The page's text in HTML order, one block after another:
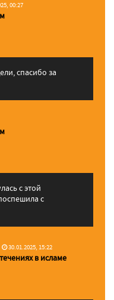
00:27
спасибо за
с этой
с
30.01.2025, 15:22
в исламе